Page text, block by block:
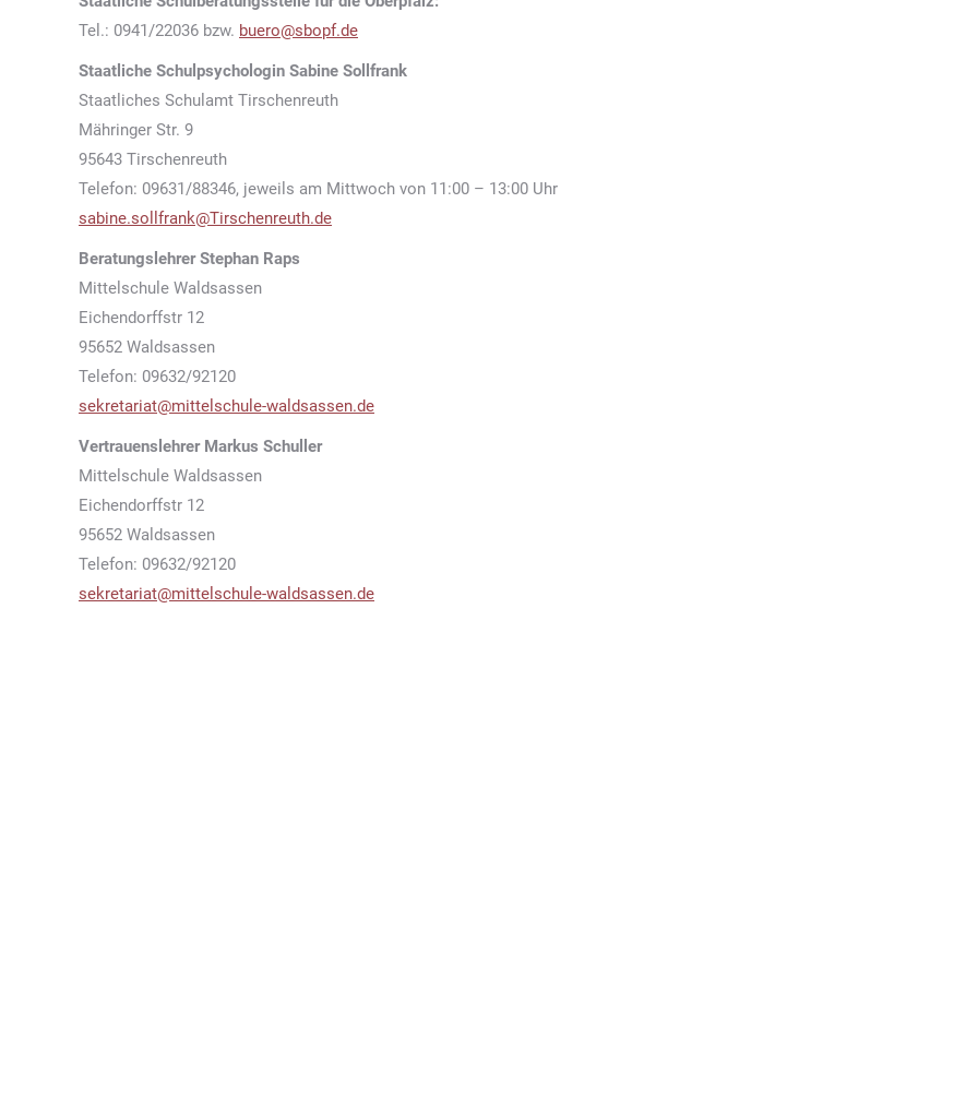
Tel.: 0941/22036 bzw. buero@sbopf.de
Staatliche Schulpsychologin Sabine Sollfrank
Staatliches Schulamt Tirschenreuth
Mähringer Str. 9
95643 Tirschenreuth
Telefon: 09631/88346, jeweils am Mittwoch von 11:00 – 13:00 Uhr
sabine.sollfrank@Tirschenreuth.de
Beratungslehrer Stephan Raps
Mittelschule Waldsassen
Eichendorffstr 12
95652 Waldsassen
Telefon: 09632/92120
sekretariat@mittelschule-waldsassen.de
Vertrauenslehrer Markus Schuller
Mittelschule Waldsassen
Eichendorffstr 12
95652 Waldsassen
Telefon: 09632/92120
sekretariat@mittelschule-waldsassen.de